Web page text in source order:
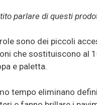
parlare di questi
sono dei piccoli
che sostituiscono al
e paletta.
tempo eliminano